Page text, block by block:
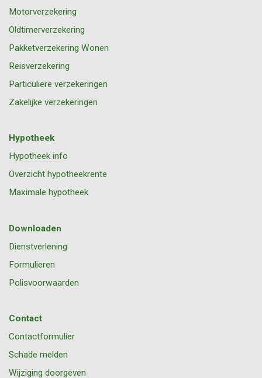
Motorverzekering
Oldtimerverzekering
Pakketverzekering Wonen
Reisverzekering
Particuliere verzekeringen
Zakelijke verzekeringen
Hypotheek
Hypotheek info
Overzicht hypotheekrente
Maximale hypotheek
Downloaden
Dienstverlening
Formulieren
Polisvoorwaarden
Contact
Contactformulier
Schade melden
Wijziging doorgeven